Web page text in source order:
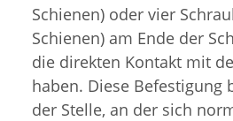
Schienen) oder vier
Schienen) am Ende der
die direkten Kontakt mit
haben. Diese Befestigung
der Stelle, an der sich